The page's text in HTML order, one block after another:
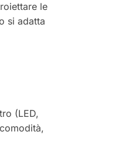
le
si adatta
(LED,